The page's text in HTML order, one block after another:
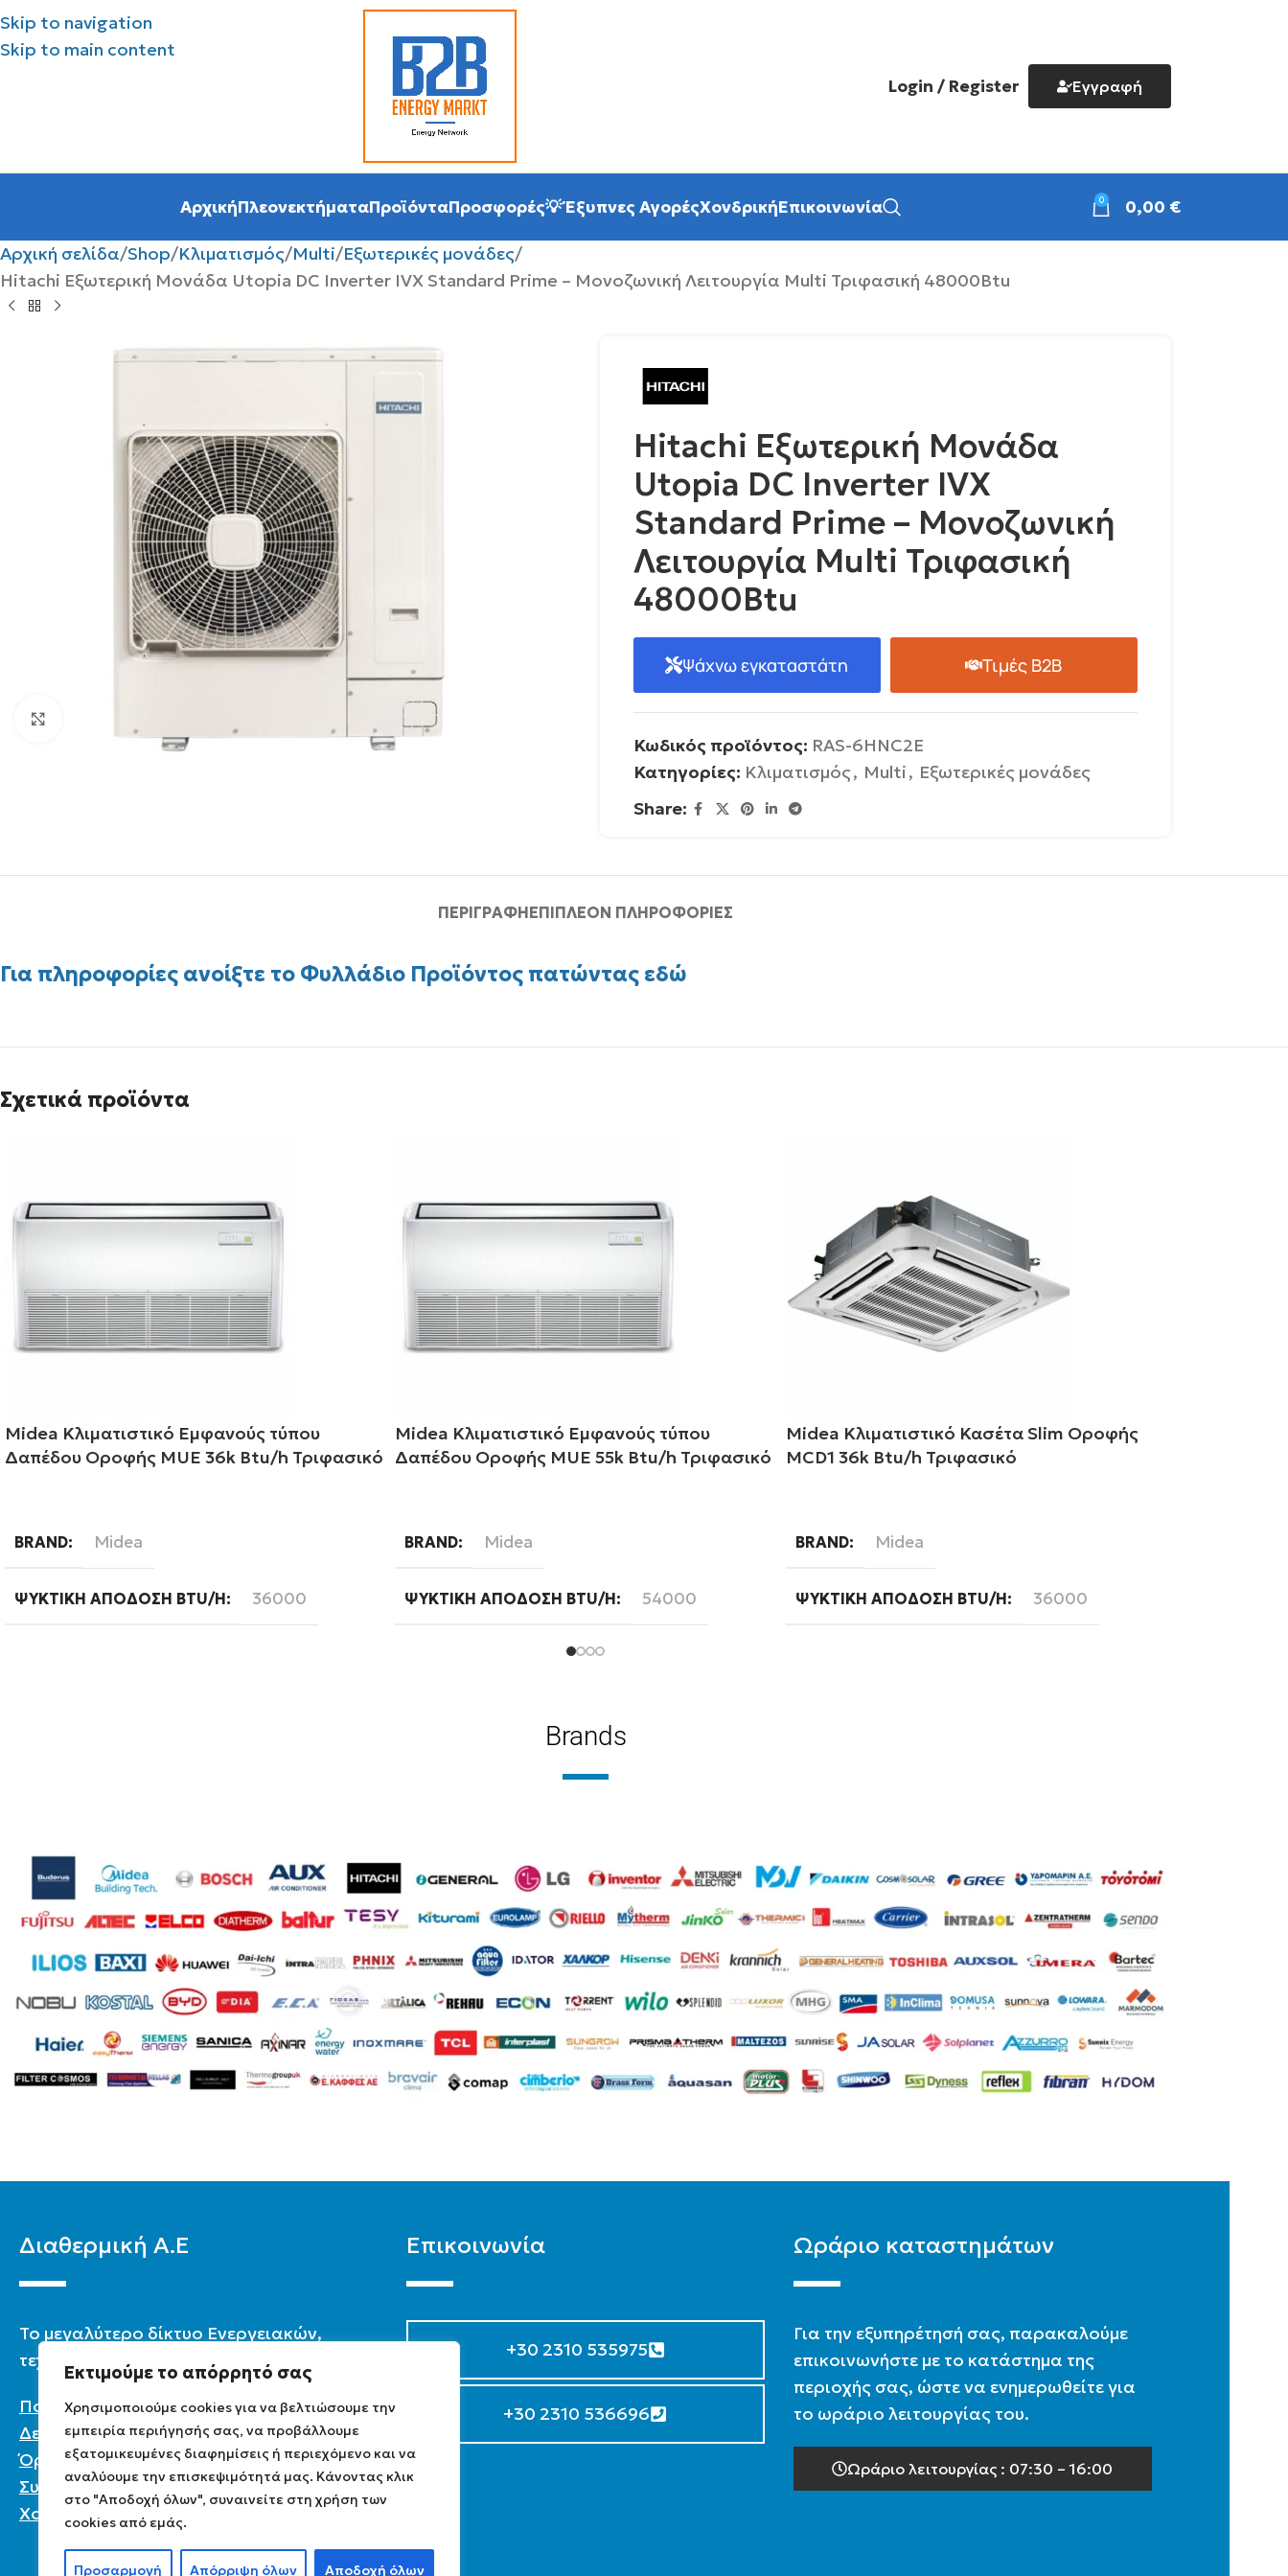
Εκτιμούμε το απόρρητό σας
Χρησιμοποιούμε cookies για να βελτιώσουμε την
εμπειρία περιήγησής σας, να προβάλλουμε
εξατομικευμένες διαφημίσεις ή περιεχόμενο και να
αναλύουμε την επισκεψιμότητά μας. Κάνοντας κλικ
στο "Αποδοχή όλων", συναινείτε στη χρήση των
cookies από εμάς.
Προσαρμογή Απόρριψη όλων Αποδοχή όλων
Skip to navigation
Skip to main content
Login / Register Εγγραφή
ΑρχικήΠλεονεκτήματαΠροϊόνταΠροσφορές💡 Έξυπνες ΑγορέςΧονδρικήΕπικοινωνία 0 0,00 €
Αρχική σελίδα Shop Κλιματισμός Multi Εξωτερικές μονάδες
Hitachi Εξωτερική Μονάδα Utopia DC Inverter IVX Standard Prime – Μονοζωνική Λειτουργία Multi Τριφασική 48000Btu
Hitachi Εξωτερική Μονάδα
Utopia DC Inverter IVX
Standard Prime – Μονοζωνική
Λειτουργία Multi Τριφασική
48000Btu
Ψάχνω εγκαταστάτη Τιμές B2B
Κωδικός προϊόντος: RAS-6HNC2E
Κατηγορίες: Κλιματισμός, Multi, Εξωτερικές μονάδες
Share:
ΠΕΡΙΓΡΑΦΉΕΠΙΠΛΈΟΝ ΠΛΗΡΟΦΟΡΊΕΣ
Για πληροφορίες ανοίξτε το Φυλλάδιο Προϊόντος πατώντας εδώ
Σχετικά προϊόντα
Midea Κλιματιστικό Εμφανούς τύπου
Δαπέδου Οροφής MUE 36k Btu/h Τριφασικό
BRAND Midea
ΨΥΚΤΙΚΉ ΑΠΌΔΟΣΗ BTU/H 36000
Midea Κλιματιστικό Εμφανούς τύπου
Δαπέδου Οροφής MUE 55k Btu/h Τριφασικό
BRAND Midea
ΨΥΚΤΙΚΉ ΑΠΌΔΟΣΗ BTU/H 54000
Midea Κλιματιστικό Κασέτα Slim Οροφής
MCD1 36k Btu/h Τριφασικό
BRAND Midea
ΨΥΚΤΙΚΉ ΑΠΌΔΟΣΗ BTU/H 36000
Brands
Διαθερμική Α.Ε
To μεγαλύτερο δίκτυο Ενεργειακών,
τεχνικών & καταστημάτων στην Ελλάδα.
Πολιτική Προστασίας Προσωπικών
Δεδομένων
Όροι χρήσης
Συχνές ερωτήσεις
Χονδρική
Επικοινωνία
+30 2310 535975
+30 2310 536696
Ωράριο καταστημάτων
Για την εξυπηρέτησή σας, παρακαλούμε
επικοινωνήστε με το κατάστημα της
περιοχής σας, ώστε να ενημερωθείτε για
το ωράριο λειτουργίας του.
Ωράριο λειτουργίας : 07:30 – 16:00